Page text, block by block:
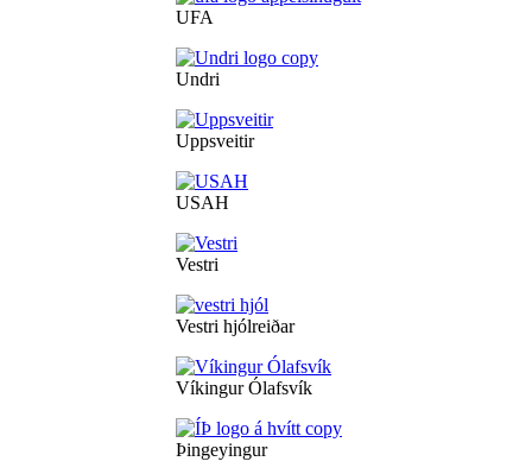
UFA
Undri
Uppsveitir
USAH
Vestri
Vestri hjólreiðar
Víkingur Ólafsvík
Þingeyingur